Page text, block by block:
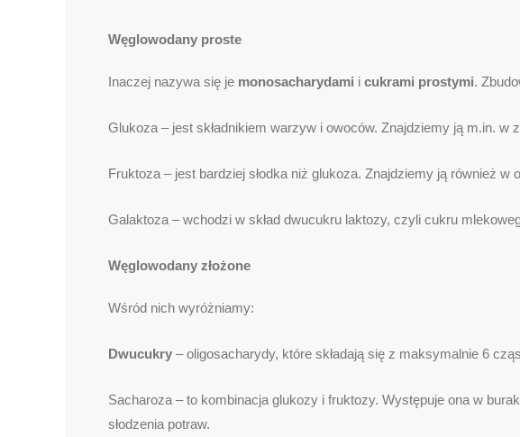
Węglowodany proste
Inaczej nazywa się je monosacharydami i cukrami prostymi.
Glukoza – jest składnikiem warzyw i owoców. Znajdziemy ją m.in. w
Fruktoza – jest bardziej słodka niż glukoza. Znajdziemy ją również
Galaktoza – wchodzi w skład dwucukru laktozy, czyli cukru
Węglowodany złożone
Wśród nich wyróżniamy:
Dwucukry – oligosacharydy, które składają się z maksymalnie 6
Sacharoza – to kombinacja glukozy i fruktozy. Występuje ona w
słodzenia potraw.